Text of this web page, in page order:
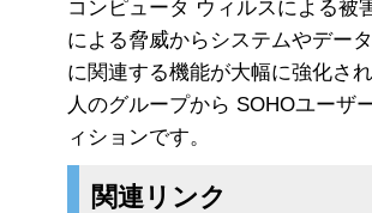
コンピュータ ウィルスによる被
による脅威からシステムやデー
に関連する機能が大幅に強化さ
人のグループから SOHOユーザ
ィションです。
関連リンク